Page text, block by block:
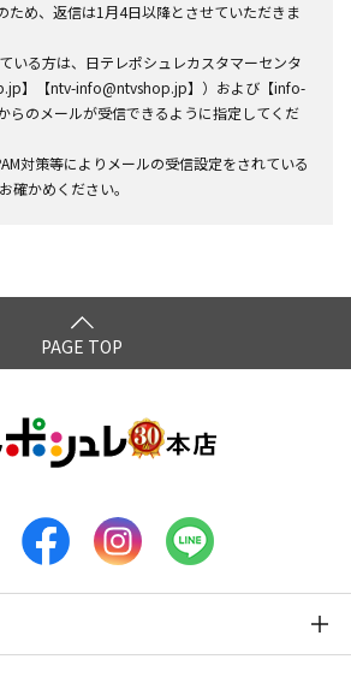
め、返信は1月4日以降とさせていただきま
いる方は、日テレポシュレカスタマーセンタ
】【ntv-info@ntvshop.jp】）および【info-
のメールが受信できるように指定してくだ
対策等によりメールの受信設定をされている
確かめください。
PAGE TOP